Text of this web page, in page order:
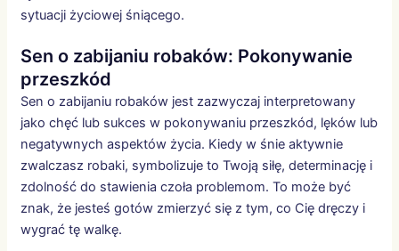
sytuacji życiowej śniącego.
Sen o zabijaniu robaków: Pokonywanie
przeszkód
Sen o zabijaniu robaków jest zazwyczaj interpretowany
jako chęć lub sukces w pokonywaniu przeszkód, lęków lub
negatywnych aspektów życia. Kiedy w śnie aktywnie
zwalczasz robaki, symbolizuje to Twoją siłę, determinację i
zdolność do stawienia czoła problemom. To może być
znak, że jesteś gotów zmierzyć się z tym, co Cię dręczy i
wygrać tę walkę.